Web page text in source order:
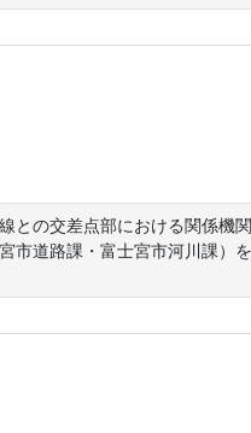
との交差点部における関係機
市道路課・富士宮市河川課）